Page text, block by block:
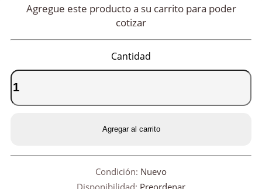
Agregue este producto a su carrito para poder
cotizar
Cantidad
Agregar al carrito
Condición: Nuevo